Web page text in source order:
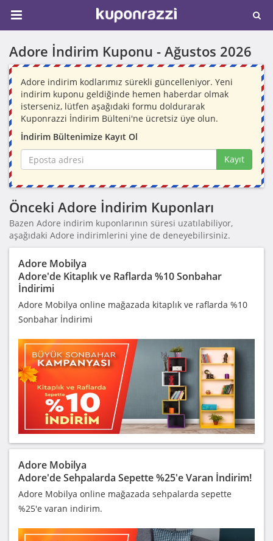
Adore İndirim Kuponu - Ağustos 2026
Adore indirim kodlarımız sürekli güncelleniyor. Yeni
indirim kuponu geldiğinde hemen haberdar olmak
isterseniz, lütfen aşağıdaki formu doldurarak
Kuponrazzi İndirim Bülteni'ne ücretsiz üye olun.
İndirim Bültenimize Kayıt Ol
Kayıt
Önceki Adore İndirim Kuponları
Bazen Adore indirim kuponlarının süresi uzatılabiliyor,
aşağıdaki Adore indirimlerini yine de deneyebilirsiniz.
Adore Mobilya
Adore'de Kitaplık ve Raflarda %10 Sonbahar
İndirimi
Adore Mobilya online mağazada kitaplık ve raflarda %10
Sonbahar İndirimi
Adore Mobilya
Adore'de Sehpalarda Sepette %25'e Varan İndirim!
Adore Mobilya online mağazada sehpalarda sepette
%25'e varan indirim.